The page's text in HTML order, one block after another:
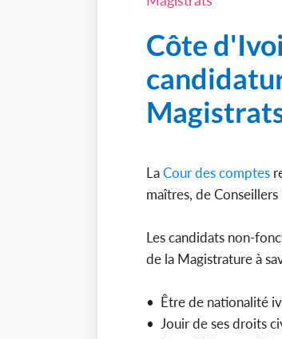
Côte
LaCour des comptes
maîtres, de
Les candidats non-
de la Magistrature à
• Être de nationalité
• Jouir de ses droits